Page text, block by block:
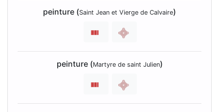
peinture (Saint Jean et Vierge de Calvaire)
peinture (Martyre de saint Julien)